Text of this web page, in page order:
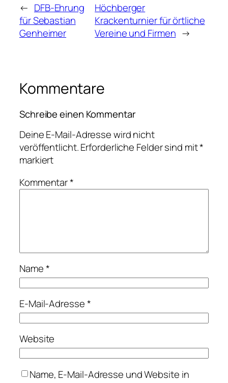
← DFB-Ehrung
für Sebastian
Genheimer
Höchberger
Krackenturnier für örtliche
Vereine und Firmen →
Kommentare
Schreibe einen Kommentar
Deine E-Mail-Adresse wird nicht
veröffentlicht.Erforderliche Felder sind mit*
markiert
Kommentar*
Name*
E-Mail-Adresse*
Website
Name, E-Mail-Adresse und Website in